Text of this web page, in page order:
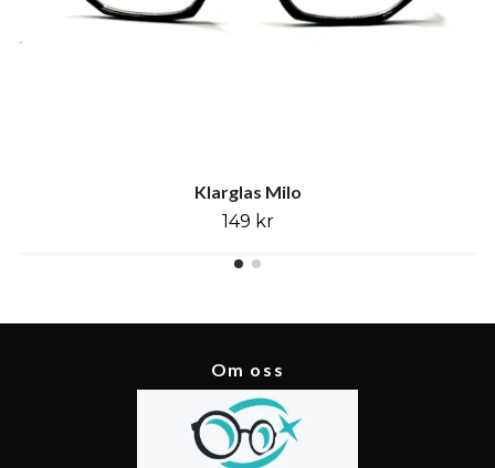
Klarglas Milo
149 kr
Om oss